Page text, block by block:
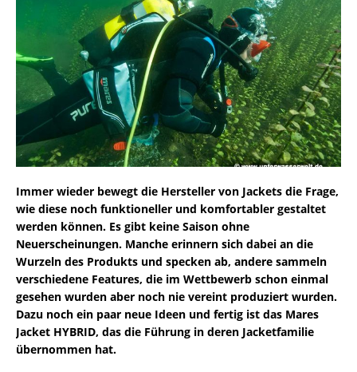
Immer wieder bewegt die Hersteller von Jackets die Frage,
wie diese noch funktioneller und komfortabler gestaltet
werden können. Es gibt keine Saison ohne
Neuerscheinungen. Manche erinnern sich dabei an die
Wurzeln des Produkts und specken ab, andere sammeln
verschiedene Features, die im Wettbewerb schon einmal
gesehen wurden aber noch nie vereint produziert wurden.
Dazu noch ein paar neue Ideen und fertig ist das Mares
Jacket HYBRID, das die Führung in deren Jacketfamilie
übernommen hat.